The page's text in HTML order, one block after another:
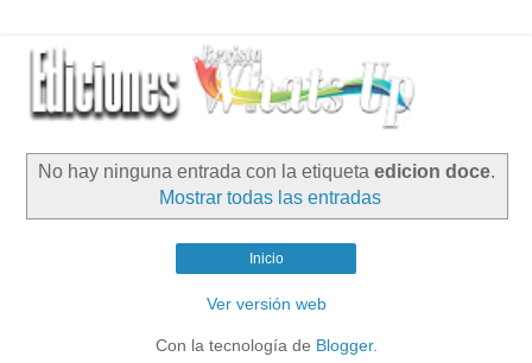
No hay ninguna entrada con la etiqueta edicion doce.
Mostrar todas las entradas
Inicio
Ver versión web
Con la tecnología de Blogger.